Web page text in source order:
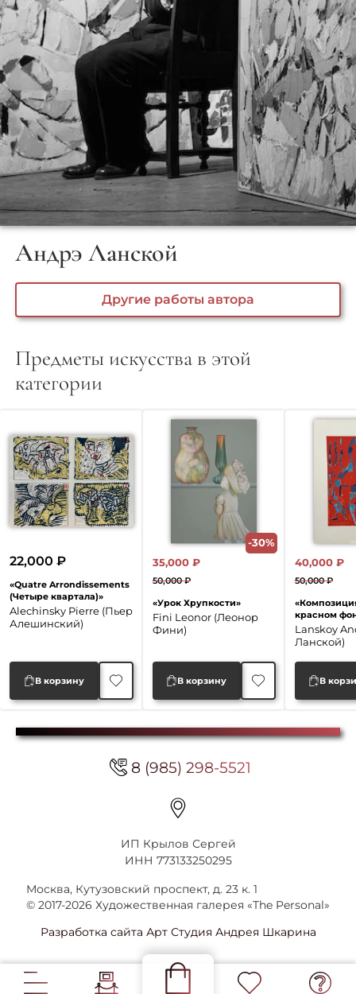
Андрэ Ланской
Другие работы автора
Предметы искусства в этой
категории
«Quatre Arrondissements
(Четыре квартала)»
Alechinsky Pierre (Пьер
Алешинский)
22,000₽
В корзину
-30%
«Урок Хрупкости»
Fini Leonor (Леонор
Фини)
50,000₽
цена
составляла
35,000 ₽
цена:
35,000 ₽.
В корзину
красном
Lanskoy
Ланской)
50,000₽
цена
40,000 ₽
цена:
В
8 (985) 298-5521
ИП Крылов Сергей
ИНН 773133250295
Москва, Кутузовский проспект, д. 23 к. 1
© 2017-2026 Художественная галерея «The Personal»
Разработка сайта Арт Студия Андрея Шкарина